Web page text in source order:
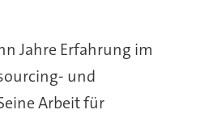
Jahre Erfahrung im
und
Arbeit für